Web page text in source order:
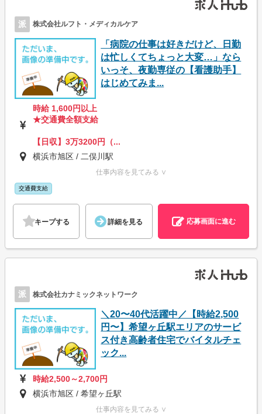
派 株式会社ルフト・メディカルケア
「病院の仕事は好きだけど、日勤
は忙しくてちょっと大変…」なら
いっそ、夜勤専従の【看護助手】
はじめてみま...
時給 1,600円以上
★交通費全額支給
【日収】3万3200円（...
横浜市旭区 / 二俣川駅
仕事内容を見てみる ∨
交通費支給
キープする 詳細を見る 応募画面に進む
派 株式会社カナミックネットワーク
＼20〜40代活躍中／【時給2,500
円〜】希望ヶ丘駅エリアのサービ
ス付き高齢者住宅でバイタルチェ
ック...
時給2,500～2,700円
横浜市旭区 / 希望ヶ丘駅
仕事内容を見てみる ∨